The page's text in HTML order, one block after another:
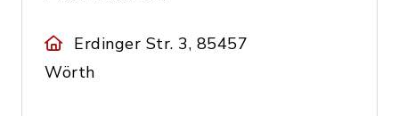
Erdinger Str. 3, 85457
Wörth